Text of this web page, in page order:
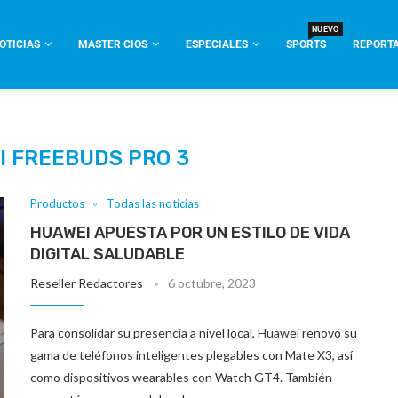
MASTER CIOS ESPECIALES SPORTS
NUEVO
FREEBUDS PRO 3
Productos Todas las noticias
HUAWEI APUESTA POR UN ESTILO DE VIDA
DIGITAL SALUDABLE
Reseller Redactores 6 octubre, 2023
Para consolidar su presencia a nivel local, Huawei renovó su
gama de teléfonos inteligentes plegables con Mate X3, así
como dispositivos wearables con Watch GT4. También